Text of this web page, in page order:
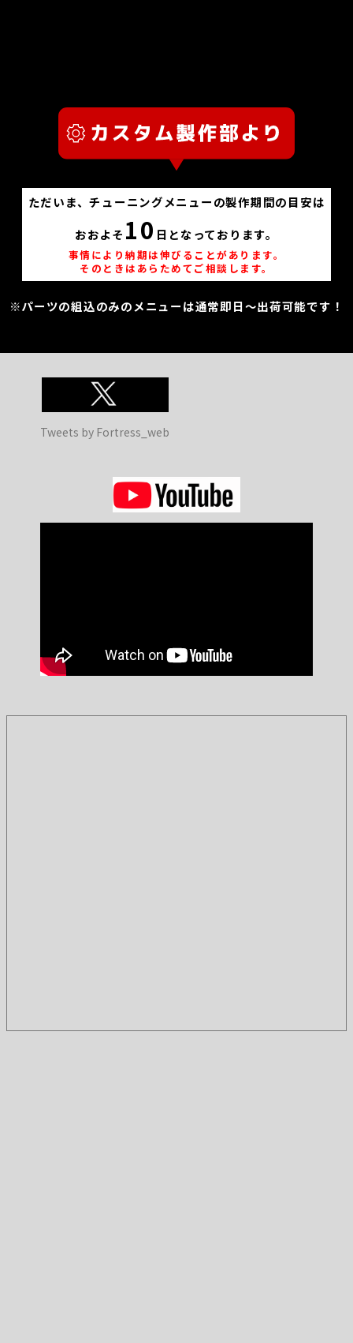
ただいま、チューニングメニューの製作期間の目安は
おおよそ 10 日となっております。
事情により納期は伸びることがあります。
そのときはあらためてご相談します。
※パーツの組込のみのメニューは通常即日～出荷可能です！
Tweets by Fortress_web